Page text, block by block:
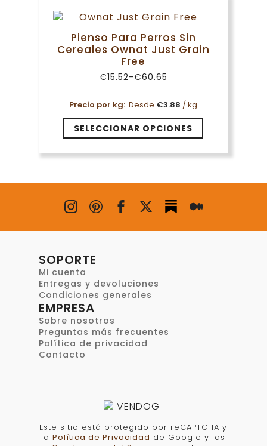
variantes.
opciones
se
la
página
de
Pienso Para Perros Sin
Cereales Ownat Just Grain
Free
€15.52-€60.65
Rango
precios:
desde
€15.52
hasta
€60.65
Precio por kg: Desde €3.88 / kg
SELECCIONAR OPCIONES
Este
producto
tiene
opciones
se
pueden
en
la
página
de
producto
SOPORTE
Mi cuenta
Entregas y devoluciones
Condiciones generales
EMPRESA
Sobre nosotros
Preguntas más frecuentes
Política de privacidad
Contacto
Este sitio está protegido por reCAPTCHA y
laPolítica de Privacidad de Google y las